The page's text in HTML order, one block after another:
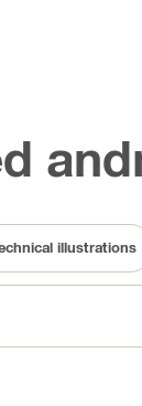
illustrations